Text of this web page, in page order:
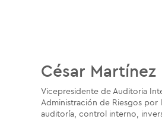
César Martínez
Vicepresidente de Auditoria
Administración de Riesgos por
auditoría, control interno,